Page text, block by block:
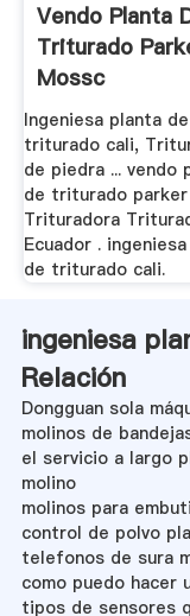
Vendo Planta
Triturado
Mossc
Ingeniesa planta de
triturado cali,
de piedra ... vendo
de triturado parker
Trituradora
Ecuador .
de triturado cali.
ingeniesa
Relación
Dongguan sola
molinos de
el servicio a largo
molino
molinos para
control de polvo
telefonos de sura
como puedo hacer
tipos de sensores